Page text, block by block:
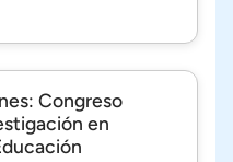
Congreso
en